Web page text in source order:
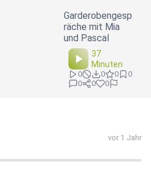
Garderobengesp
räche mit Mia
und Pascal
37
Minuten
0 0 0
0
0
0 0
vor 1 Jahr